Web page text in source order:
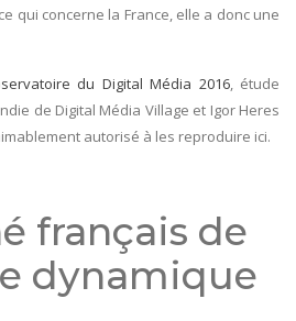
qui concerne la France, elle a donc une
du Digital Média 2016, étude
de Digital Média Village et Igor Heres
autorisé à les reproduire ici.
français de
dynamique